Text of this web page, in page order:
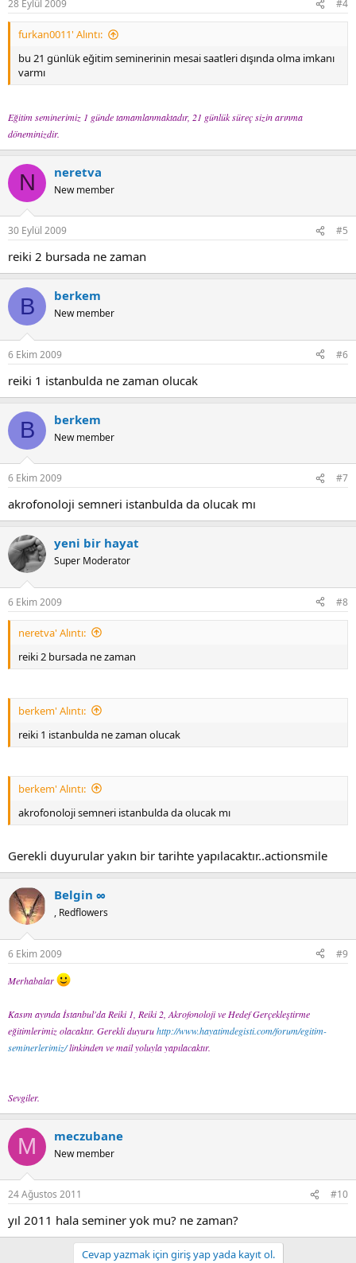
28 Eylül 2009 #4
furkan0011' Alıntı:
bu 21 günlük eğitim seminerinin mesai saatleri dışında olma imkanı
varmı
Eğitim seminerimiz 1 günde tamamlanmaktadır, 21 günlük süreç sizin arınma
döneminizdir.
N neretva
New member
30 Eylül 2009 #5
reiki 2 bursada ne zaman
B berkem
New member
6 Ekim 2009 #6
reiki 1 istanbulda ne zaman olucak
B berkem
New member
6 Ekim 2009 #7
akrofonoloji semneri istanbulda da olucak mı
yeni bir hayat
Super Moderator
6 Ekim 2009 #8
neretva' Alıntı:
reiki 2 bursada ne zaman
berkem' Alıntı:
reiki 1 istanbulda ne zaman olucak
berkem' Alıntı:
akrofonoloji semneri istanbulda da olucak mı
Gerekli duyurular yakın bir tarihte yapılacaktır..actionsmile
Belgin ∞
, Redflowers
6 Ekim 2009 #9
Merhabalar
Kasım ayında İstanbul'da Reiki 1, Reiki 2, Akrofonoloji ve Hedef Gerçekleştirme
eğitimlerimiz olacaktır. Gerekli duyuruhttp://www.hayatimdegisti.com/forum/egitim-
seminerlerimiz/linkinden ve mail yoluyla yapılacaktır.
Sevgiler.
M meczubane
New member
24 Ağustos 2011 #10
yıl 2011 hala seminer yok mu? ne zaman?
Cevap yazmak için giriş yap yada kayıt ol.